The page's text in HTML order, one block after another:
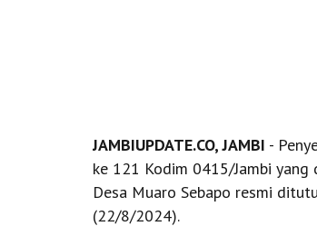
JAMBIUPDATE.CO, JAMBI -
ke 121 Kodim 0415/Jambi yang
Desa Muaro Sebapo resmi
(22/8/2024).